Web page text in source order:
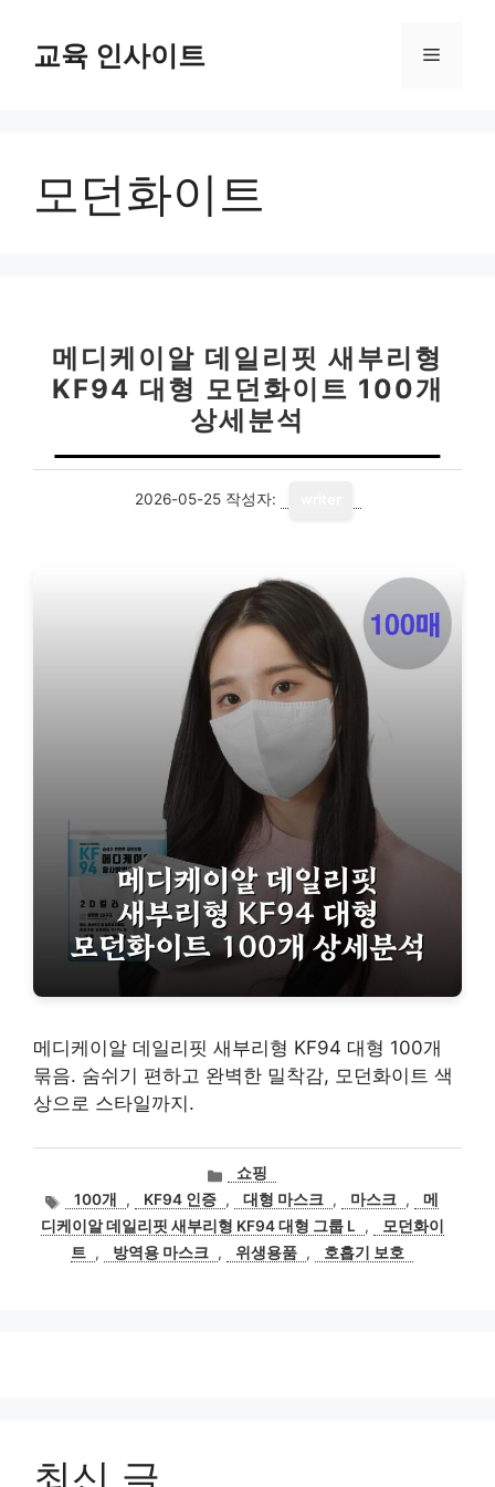
교육 인사이트 메
모던화이트
메디케이알 데일리핏 새부리형
KF94 대형 모던화이트 100개
상세분석
2026-05-25 작성자:
메디케이알 데일리핏 새부리형 KF94 대형 100개
묶음. 숨쉬기 편하고 완벽한 밀착감, 모던화이트 색
상으로 스타일까지.
카
고
리
쇼핑
태
그
100개 , KF94 인증 , 대형 마스크 , 마스크 ,
메
디케이알 데일리핏 새부리형 KF94 대형 그룹 L
,
모던화이
트 , 방역용 마스크 , 위생용품 , 호흡기 보호
최신 글